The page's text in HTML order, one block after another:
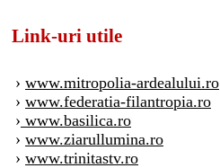
Link-uri utile
› www.mitropolia-ardealului.ro
› www.federatia-filantropia.ro
› www.basilica.ro
› www.ziarullumina.ro
› www.trinitastv.ro